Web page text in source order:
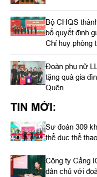
Bộ CHQS
bố quyết định
Chỉ huy phòng
Đoàn phụ nữ
tặng quà gia
Quên
TIN MỚI:
Sư đoàn 309
thể dục thể
Công ty Cảng
dân chủ với